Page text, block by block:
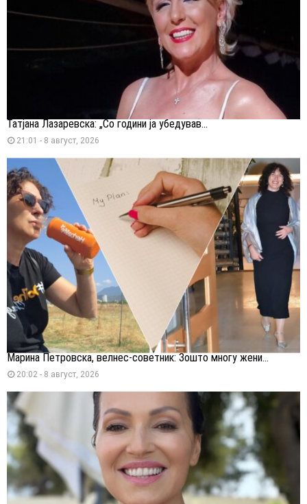
Татјана Лазаревска: „Со години ја убедував...
21:01 - 8 август, 2026
Марина Петровска, велнес-советник: Зошто многу жени...
20:02 - 8 август, 2026